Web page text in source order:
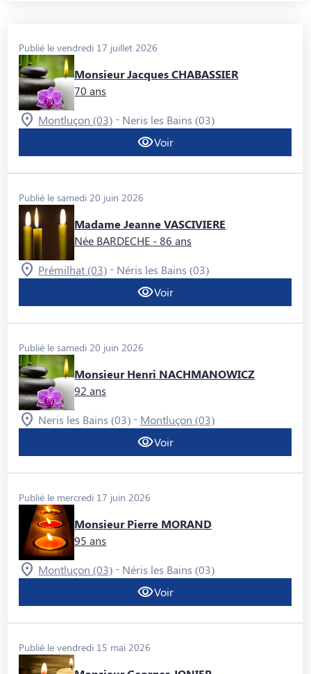
Publié le vendredi 17 juillet 2026
Monsieur Jacques CHABASSIER
70 ans
Montluçon (03) - Neris les Bains (03)
Voir
Publié le samedi 20 juin 2026
Madame Jeanne VASCIVIERE
Née BARDECHE - 86 ans
Prémilhat (03) - Néris les Bains (03)
Voir
Publié le samedi 20 juin 2026
Monsieur Henri NACHMANOWICZ
92 ans
Neris les Bains (03) - Montluçon (03)
Voir
Publié le mercredi 17 juin 2026
Monsieur Pierre MORAND
95 ans
Montluçon (03) - Néris les Bains (03)
Voir
Publié le vendredi 15 mai 2026